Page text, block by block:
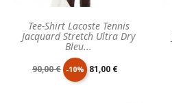
Tee-Shirt Lacoste Tennis
Jacquard Stretch Ultra Dry
Bleu...
Prix
90,00 € -10% Prix
81,00 €